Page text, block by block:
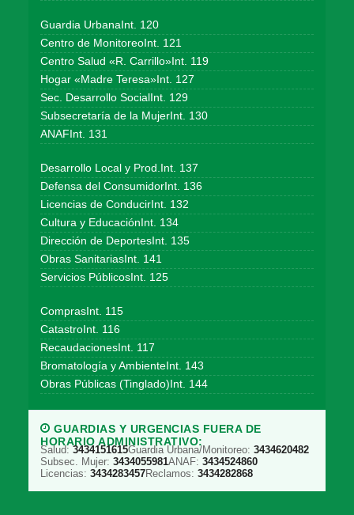
Guardia UrbanaInt. 120
Centro de MonitoreoInt. 121
Centro Salud «R. Carrillo»Int. 119
Hogar «Madre Teresa»Int. 127
Sec. Desarrollo SocialInt. 129
Subsecretaría de la MujerInt. 130
ANAFInt. 131
Desarrollo Local y Prod.Int. 137
Defensa del ConsumidorInt. 136
Licencias de ConducirInt. 132
Cultura y EducaciónInt. 134
Dirección de DeportesInt. 135
Obras SanitariasInt. 141
Servicios PúblicosInt. 125
ComprasInt. 115
CatastroInt. 116
RecaudacionesInt. 117
Bromatología y AmbienteInt. 143
Obras Públicas (Tinglado)Int. 144
GUARDIAS Y URGENCIAS FUERA DE
HORARIO ADMINISTRATIVO:
Salud: 3434151615Guardia Urbana/Monitoreo: 3434620482
Subsec. Mujer: 3434055981ANAF: 3434524860
Licencias: 3434283457Reclamos: 3434282868